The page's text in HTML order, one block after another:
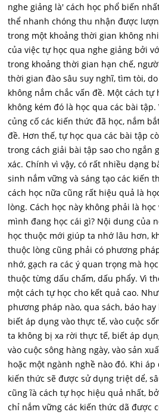
nghe giảng là' cách học phổ biến
thể nhanh chóng thu nhận được
trong một khoảng thời gian không
của việc tự học qua nghe giảng bởi
trong khoảng thời gian hạn chế,
thời gian đào sâu suy nghĩ, tìm tòi,
không nắm chắc vấn đề. Một cách
không kém đó là học qua các bài
củng cố các kiến thức đã học, nắm
đề. Hơn thế, tự học qua các bài tập
trong cách giải bài tập sao cho ngắn
xác. Chính vì vậy, có rất nhiều dạng
sinh nắm vững và sáng tạo các kiến
cách học nữa cũng rất hiệu quả là
lòng. Cách học này không phải là
mình đang học cái gì? Nội dung của
học thuộc mới giúp ta nhớ lâu hơn,
thuộc lòng cũng phải có phương
nhớ, gạch ra các ý quan trọng mà
thuộc từng dấu chấm, dấu phẩy. Vì
một cách tự học cho kết quả cao.
phương pháp nào, qua sách, báo
biết áp dụng vào thực tế, vào cuộc
ta không bị xa rời thực tế, biết áp
vào cuộc sông hàng ngày, vào sản
hoặc một ngành nghề nào đó. Khi áp
kiến thức sẽ được sử dụng triệt dể,
cũng ĩà cách tự học hiệu quả nhất,
chỉ nắm vững các kiến thức dã được